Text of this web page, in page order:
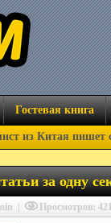
Гостевая книга
из Китая пишет
за одну
Просмотров: